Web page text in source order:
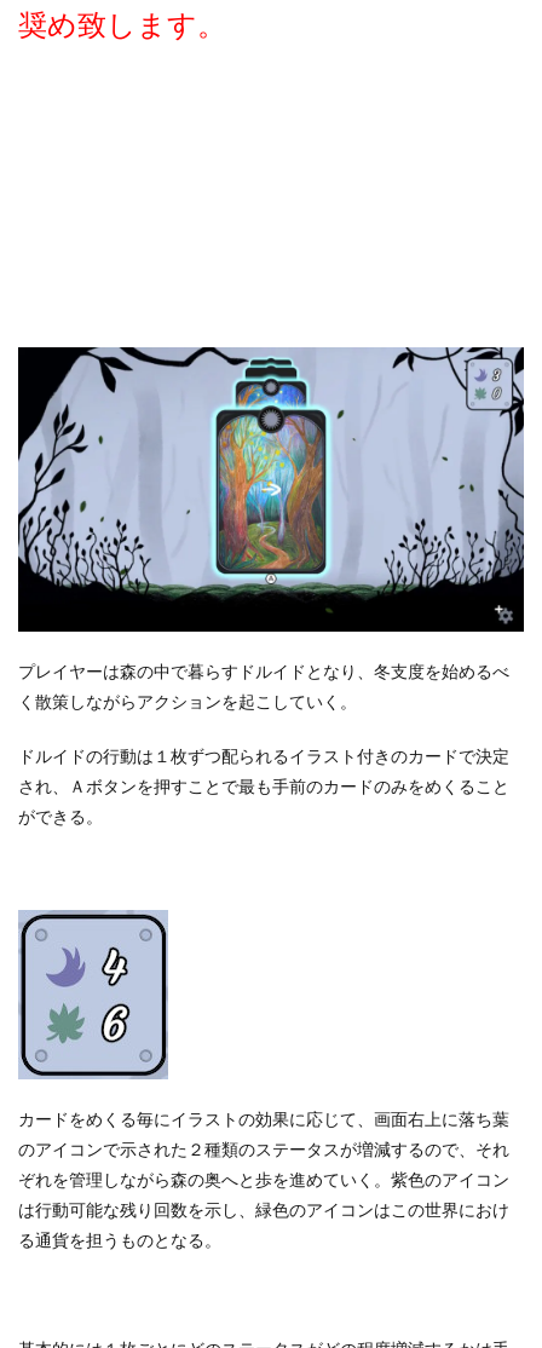
奨め致します。
プレイヤーは森の中で暮らすドルイドとなり、冬支度を始めるべ
く散策しながらアクションを起こしていく。
ドルイドの行動は１枚ずつ配られるイラスト付きのカードで決定
され、Ａボタンを押すことで最も手前のカードのみをめくること
ができる。
カードをめくる毎にイラストの効果に応じて、画面右上に落ち葉
のアイコンで示された２種類のステータスが増減するので、それ
ぞれを管理しながら森の奥へと歩を進めていく。紫色のアイコン
は行動可能な残り回数を示し、緑色のアイコンはこの世界におけ
る通貨を担うものとなる。